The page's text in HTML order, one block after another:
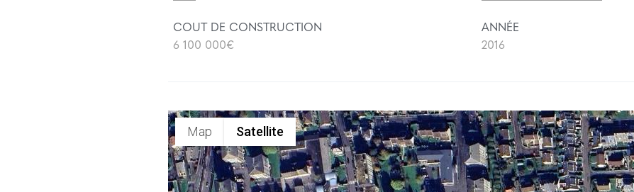
COUT DE CONSTRUCTION
6 100 000€
ANNÉE
2016
Map Satellite